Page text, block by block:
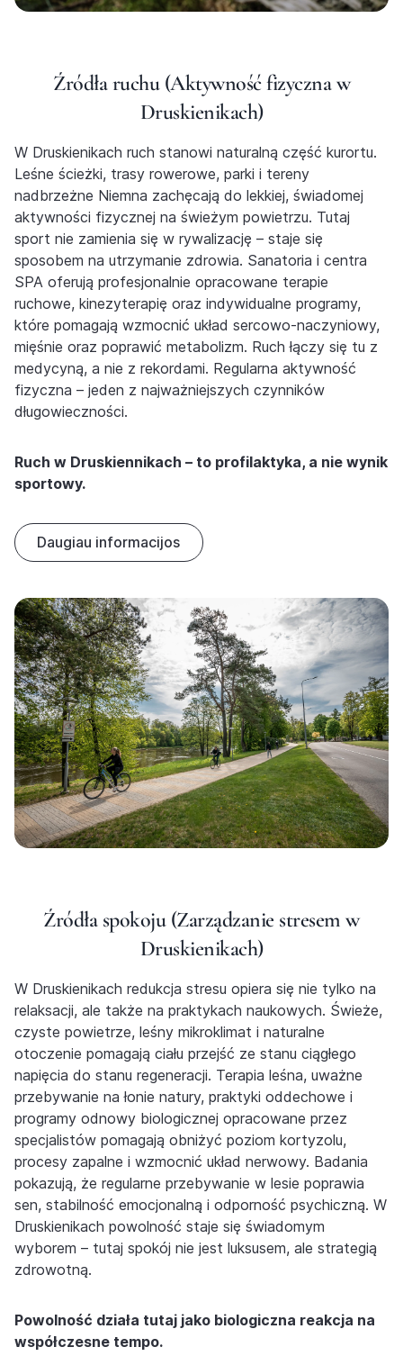
Źródła ruchu (Aktywność fizyczna w
Druskienikach)
W Druskienikach ruch stanowi naturalną część kurortu.
Leśne ścieżki, trasy rowerowe, parki i tereny
nadbrzeżne Niemna zachęcają do lekkiej, świadomej
aktywności fizycznej na świeżym powietrzu. Tutaj
sport nie zamienia się w rywalizację – staje się
sposobem na utrzymanie zdrowia. Sanatoria i centra
SPA oferują profesjonalnie opracowane terapie
ruchowe, kinezyterapię oraz indywidualne programy,
które pomagają wzmocnić układ sercowo-naczyniowy,
mięśnie oraz poprawić metabolizm. Ruch łączy się tu z
medycyną, a nie z rekordami. Regularna aktywność
fizyczna – jeden z najważniejszych czynników
długowieczności.
Ruch w Druskiennikach – to profilaktyka, a nie wynik
sportowy.
Daugiau informacijos
Źródła spokoju (Zarządzanie stresem w
Druskienikach)
W Druskienikach redukcja stresu opiera się nie tylko na
relaksacji, ale także na praktykach naukowych. Świeże,
czyste powietrze, leśny mikroklimat i naturalne
otoczenie pomagają ciału przejść ze stanu ciągłego
napięcia do stanu regeneracji. Terapia leśna, uważne
przebywanie na łonie natury, praktyki oddechowe i
programy odnowy biologicznej opracowane przez
specjalistów pomagają obniżyć poziom kortyzolu,
procesy zapalne i wzmocnić układ nerwowy. Badania
pokazują, że regularne przebywanie w lesie poprawia
sen, stabilność emocjonalną i odporność psychiczną. W
Druskienikach powolność staje się świadomym
wyborem – tutaj spokój nie jest luksusem, ale strategią
zdrowotną.
Powolność działa tutaj jako biologiczna reakcja na
współczesne tempo.